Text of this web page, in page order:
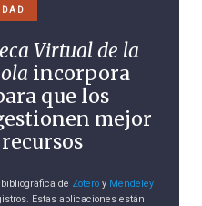
Virtual de la
incorpora
que los
mejor
de Zoteroy Mendeley
Estas aplicaciones están